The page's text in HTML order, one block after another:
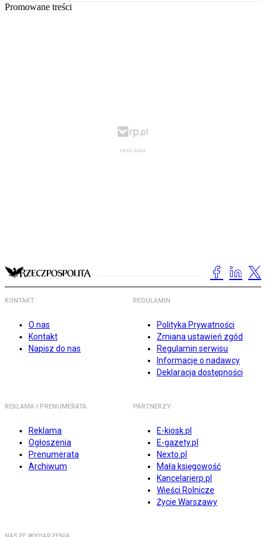
Promowane treści
KONTAKT
O nas
Kontakt
Napisz do nas
REGULAMIN
Polityka Prywatności
Zmiana ustawień zgód
Regulamin serwisu
Informacje o nadawcy
Deklaracja dostępności
REKLAMA I PRENUMERATA
Reklama
Ogłoszenia
Prenumerata
Archiwum
PARTNERZY
E-kiosk.pl
E-gazety.pl
Nexto.pl
Mała księgowość
Kancelarierp.pl
Wieści Rolnicze
Życie Warszawy